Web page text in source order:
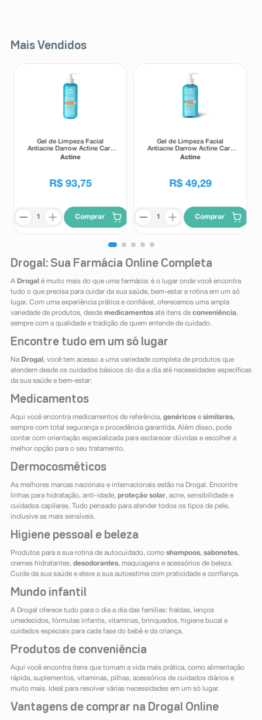
Mais Vendidos
Gel de Limpeza Facial
Antiacne Darrow Actine Care
Alta Tolerância 400g
Actine
R$ 93,75
Comprar
Gel de Limpeza Facial
Antiacne Darrow Actine Care
Alta Tolerância 140g
Actine
R$ 49,29
Comprar
Drogal: Sua Farmácia Online Completa
A Drogal é muito mais do que uma farmácia: é o lugar onde você encontra
tudo o que precisa para cuidar da sua saúde, bem-estar e rotina em um só
lugar. Com uma experiência prática e confiável, oferecemos uma ampla
variedade de produtos, desde medicamentosaté itens de conveniência,
sempre com a qualidade e tradição de quem entende de cuidado.
Encontre tudo em um só lugar
Na Drogal , você tem acesso a uma variedade completa de produtos que
atendem desde os cuidados básicos do dia a dia até necessidades específicas
da sua saúde e bem-estar:
Medicamentos
Aqui você encontra medicamentos de referência, genéricose similares,
sempre com total segurança e procedência garantida. Além disso, pode
contar com orientação especializada para esclarecer dúvidas e escolher a
melhor opção para o seu tratamento.
Dermocosméticos
As melhores marcas nacionais e internacionais estão na Drogal. Encontre
linhas para hidratação, anti-idade, proteção solar, acne, sensibilidade e
cuidados capilares. Tudo pensado para atender todos os tipos de pele,
inclusive as mais sensíveis.
Higiene pessoal e beleza
Produtos para a sua rotina de autocuidado, como shampoos, sabonetes,
cremes hidratantes, desodorantes, maquiagens e acessórios de beleza.
Cuide da sua saúde e eleve a sua autoestima com praticidade e confiança.
Mundo infantil
A Drogal oferece tudo para o dia a dia das famílias: fraldas, lenços
umedecidos, fórmulas infantis, vitaminas, brinquedos, higiene bucal e
cuidados especiais para cada fase do bebê e da criança.
Produtos de conveniência
Aqui você encontra itens que tornam a vida mais prática, como alimentação
rápida, suplementos, vitaminas, pilhas, acessórios de cuidados diários e
muito mais. Ideal para resolver várias necessidades em um só lugar.
Vantagens de comprar na Drogal Online